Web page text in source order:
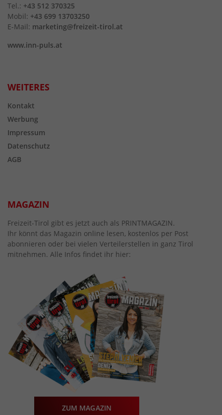
Tel.: +43 512 370325
Mobil: +43 699 13703250
E-Mail: marketing@freizeit-tirol.at
www.inn-puls.at
WEITERES
Kontakt
Werbung
Impressum
Datenschutz
AGB
MAGAZIN
Freizeit-Tirol gibt es jetzt auch als PRINTMAGAZIN.
Ihr könnt das Magazin online lesen, kostenlos per Post
abonnieren oder bei vielen Verteilerstellen in ganz Tirol
mitnehmen. Alle Infos findet ihr hier:
ZUM MAGAZIN